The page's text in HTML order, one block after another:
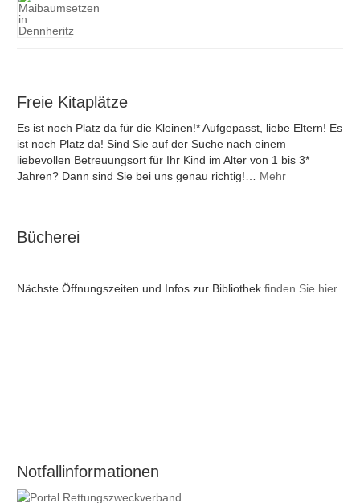
Freie Kitaplätze
Es ist noch Platz da für die Kleinen!* Aufgepasst, liebe Eltern! Es
ist noch Platz da! Sind Sie auf der Suche nach einem
liebevollen Betreuungsort für Ihr Kind im Alter von 1 bis 3*
Jahren? Dann sind Sie bei uns genau richtig!… Mehr
Bücherei
Nächste Öffnungszeiten und Infos zur Bibliothekfinden Sie hier.
Notfallinformationen